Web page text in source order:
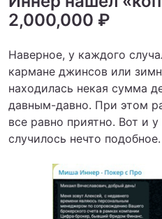
2,000,000 ₽
Наверное, у каждого
кармане джинсов или
находилась некая сумма
давным-давно. При этом
все равно приятно. Вот и
случилось нечто подобное.